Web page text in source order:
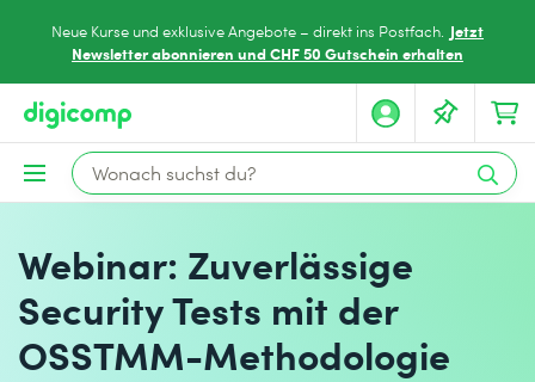
Neue Kurse und exklusive Angebote – direkt ins Postfach. Jetzt
Newsletter abonnieren und CHF 50 Gutschein erhalten
Webinar: Zuverlässige
Security Tests mit der
OSSTMM-Methodologie